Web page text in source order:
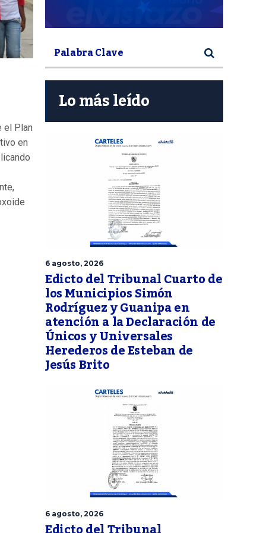
el Plan
en
Lo más leído
6 agosto, 2026
Edicto del Tribunal Cuarto de
los Municipios Simón
Rodríguez y Guanipa en
atención a la Declaración de
Únicos y Universales
Herederos de Esteban de
Jesús Brito
6 agosto, 2026